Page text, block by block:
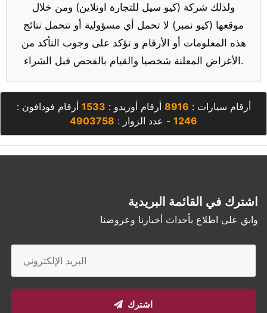
ولذلك شركة (كيو سيل للتجارة اونلاين) ومن خلال
موقعها (كيو نمبر) لا تحمل أي مسؤولية أو تتحمل نتائج
هذه المعلومات أو الأرقام و تؤكد على وجوب التأكد من
الأغراض المعلنة شخصيا والقيام بالفحص قبل الشراء.
أرقام سيارات : 8916 أرقام أوريدو : 1533 أرقام فودافون :
1246 - عدد الزوار : 4903758
اشترك في القائمة البريدية
وابق على اطلاع بأحداث أخبارنا وعروضنا
اشترك